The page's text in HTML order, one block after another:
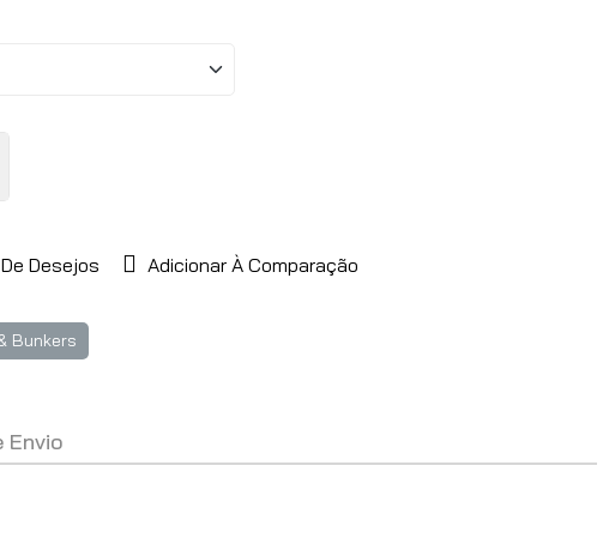
Desejos Adicionar À Comparação
Bunkers
Envio